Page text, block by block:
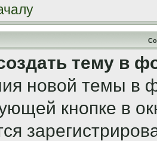
тему в
новой темы в
кнопке в